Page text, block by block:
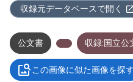
収録元データベースで開く
公文書 収録:国立公
この画像に似た画像を探す